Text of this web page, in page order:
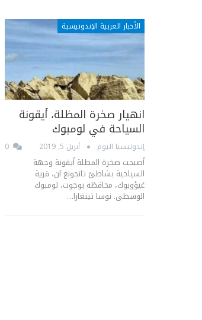
الأخبار العربية الإندونيسية
انهيار صخرة المظلة، أيقونة
السياحة في لومبوك
إندونيسيا اليوم أبريل 5, 2019
أصبحت صخرة المظلة أيقونة وجهة
السياحية بشاطئ تانجونغ آن، قرية
غيؤوبوك، محافظة بوجوت، لومبوك
الوسطى. نوسا تينغارا…